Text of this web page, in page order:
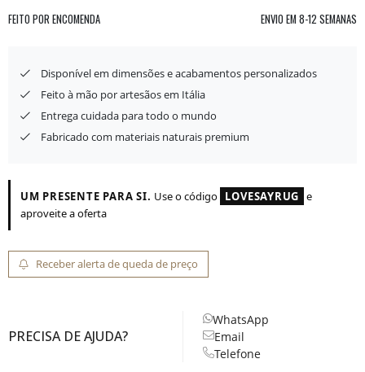
FEITO POR ENCOMENDA ENVIO EM 8-12 SEMANAS
Disponível em dimensões e acabamentos personalizados
Feito à mão por artesãos em Itália
Entrega cuidada para todo o mundo
Fabricado com materiais naturais premium
UM PRESENTE PARA SI. Use o código LOVESAYRUG e
aproveite a oferta
Receber alerta de queda de preço
PRECISA DE AJUDA?
WhatsApp
Email
Telefone